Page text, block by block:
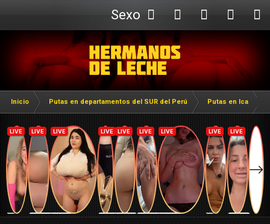
Sexo
Webcam
Inicio Putas en departamentos del SUR del Perú Putas en Ica